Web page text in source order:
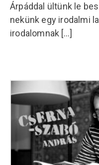
Árpáddal ültünk le
nekünk egy irodalmi
irodalomnak [...]